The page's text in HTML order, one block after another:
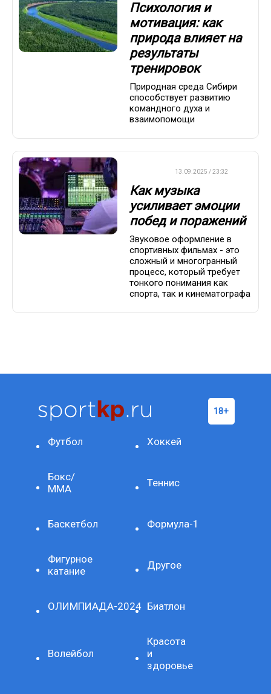
Психология и
мотивация: как
природа влияет на
результаты
тренировок
Природная среда Сибири
способствует развитию
командного духа и
взаимопомощи
13.09.2025 / 23:32
Как музыка
усиливает эмоции
побед и поражений
Звуковое оформление в
спортивных фильмах - это
сложный и многогранный
процесс, который требует
тонкого понимания как
спорта, так и кинематографа
Футбол Хоккей
Бокс/
ММА
Теннис
Баскетбол Формула-1
Фигурное
катание
Другое
ОЛИМПИАДА-2024 Биатлон
Волейбол
Красота
и
здоровье